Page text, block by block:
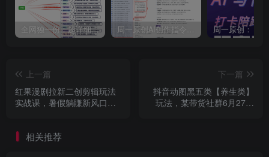
全网独一份：超详细的40+个自媒体赛道领域解析手册，让你的内容创作不再局限！ 周一原创AI创作指令词：30+个领域赛道的创作提示词集合
上一篇
红果漫剧拉新二创剪辑玩法
实战课，暑假躺賺新风口，
下一篇
抖音动图黑五类【养生类】
玩法，某带货社群6月27日
相关推荐